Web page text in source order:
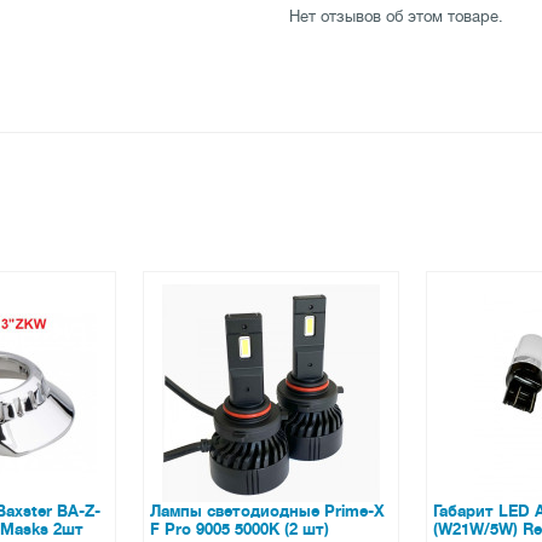
Нет отзывов об этом товаре.
Prime-X
(2 шт)
Габарит LED ALed 7443
(W21W/5W) Red (2шт)